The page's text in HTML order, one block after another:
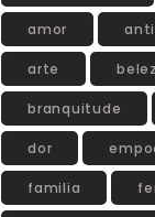
amor
arte
branquitude
dor
familia